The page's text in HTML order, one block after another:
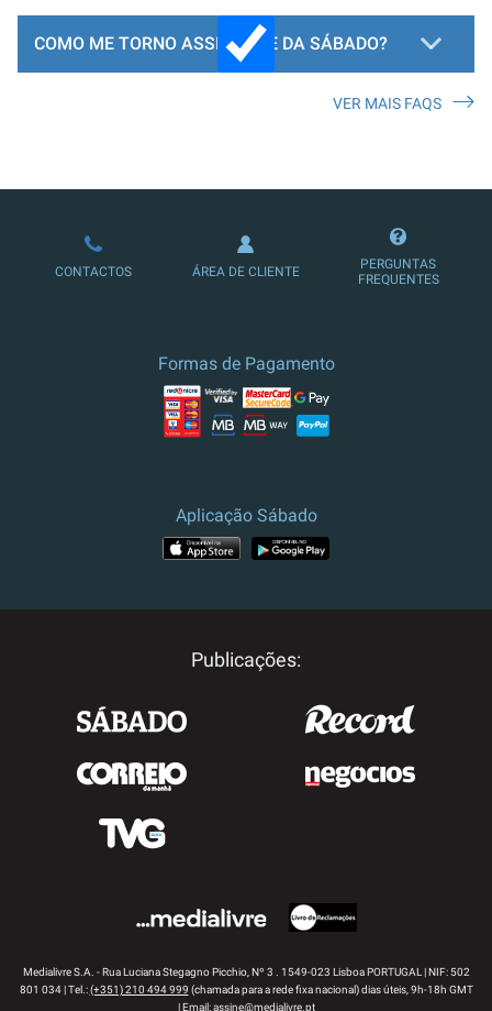
COMO ME TORNO ASSINANTE DA SÁBADO?
LOJA DE ASSINATURAS
VER MAIS FAQS
CONTACTOS ÁREA DE CLIENTE
PERGUNTAS
FREQUENTES
Formas de Pagamento
Aplicação Sábado
Publicações:
Medialivre S.A. - Rua Luciana Stegagno Picchio, Nº 3 . 1549-023 Lisboa PORTUGAL | NIF: 502
801 034 | Tel.:(+351) 210 494 999 (chamada para a rede fixa nacional) dias úteis, 9h-18h GMT
| Email:assine@medialivre.pt